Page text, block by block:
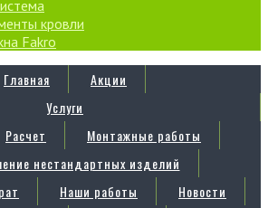
кровли
Fakro
Главная
Акции
Услуги
Расчет
Монтажные работы
нестандартных изделий
Наши работы
Новости